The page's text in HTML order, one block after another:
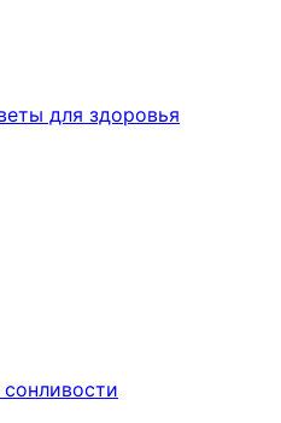
для здоровья